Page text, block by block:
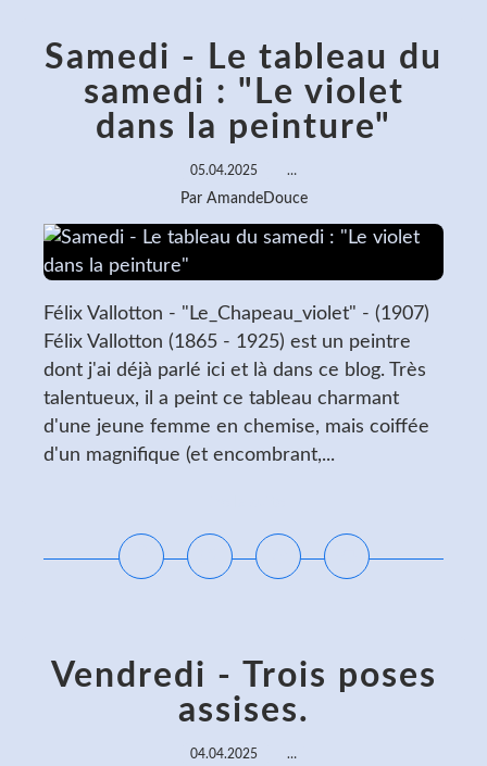
Samedi - Le tableau du
samedi : "Le violet
dans la peinture"
05.04.2025 …
Par AmandeDouce
Félix Vallotton - "Le_Chapeau_violet" - (1907)
Félix Vallotton (1865 - 1925) est un peintre
dont j'ai déjà parlé ici et là dans ce blog. Très
talentueux, il a peint ce tableau charmant
d'une jeune femme en chemise, mais coiffée
d'un magnifique (et encombrant,...
Vendredi - Trois poses
assises.
04.04.2025 …